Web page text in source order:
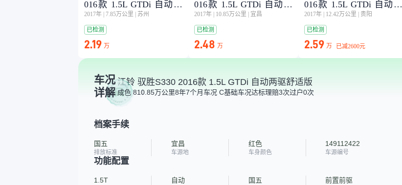
016款 1.5L GTDi 自动两
驱舒适版
2017年 7.85万公里 苏州
已检测
2.19 万
016款 1.5L GTDi 自动两
驱舒适版
2017年 10.85万公里 宜昌
已检测
2.48 万
016款 1.5L GTDi 自动两
驱舒适版
2017年 12.42万公里 贵阳
已检测
2.59 万 已减2600元
车况
详解
江铃 驭胜S330 2016款 1.5L GTDi 自动两驱舒适版
成色 810.85万公里8年7个月车况 C基础车况达标理赔3次过户0次
档案手续
国五
排放标准
宜昌
车源地
红色
车身颜色
149112422
车源编号
功能配置
1.5T 自动 国五 前置前驱